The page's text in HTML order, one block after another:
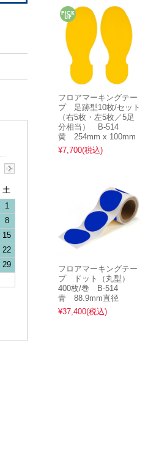
フロアマーキングテー
プ 足跡型10枚/セット
（右5枚・左5枚／5足
分相当） B-514
黄 254mm x 100mm
¥7,700(税込)
フロアマーキングテー
プ ドット（丸型）
400枚/巻 B-514
青 88.9mm直径
¥37,400(税込)
土
1
8
15
22
29